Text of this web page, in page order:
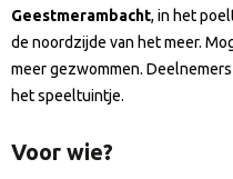
Geestmerambacht, in het
de noordzijde van het meer.
meer gezwommen.
het speeltuintje.
Voor wie?